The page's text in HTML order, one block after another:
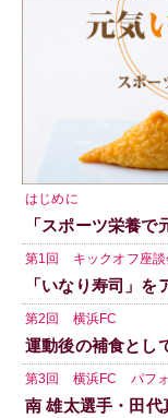
はじめに
「スポーツ栄養
第1回 キックオフ座談
「いなり寿司」
第2回 横浜FC
運動後の補食とし
第3回 横浜FC パフォ
南 雄太選手・田